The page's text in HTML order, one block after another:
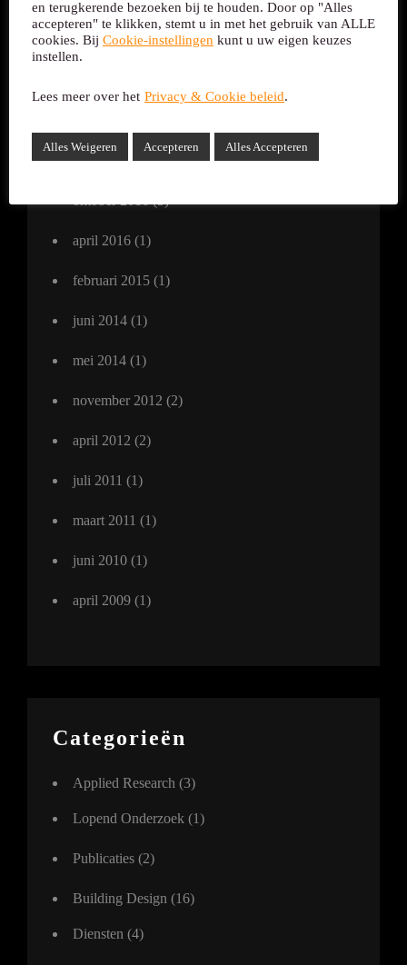
november 2021(6)
november 2016(8)
april 2016 (1)
februari 2015 (1)
juni 2014 (1)
mei 2014 (1)
november 2012 (2)
april 2012 (2)
juli 2011 (1)
maart 2011 (1)
juni 2010 (1)
april 2009 (1)
Categorieën
Applied Research (3)
Lopend Onderzoek (1)
Publicaties (2)
Building Design (16)
Diensten (4)
en terugkerende bezoeken bij te houden. Door op "Alles
accepteren" te klikken, stemt u in met het gebruik van ALLE
cookies. Bij Cookie-instellingen kunt u uw eigen keuzes
instellen.
Lees meer over het Privacy & Cookie beleid.
Alles Weigeren Accepteren Alles Accepteren